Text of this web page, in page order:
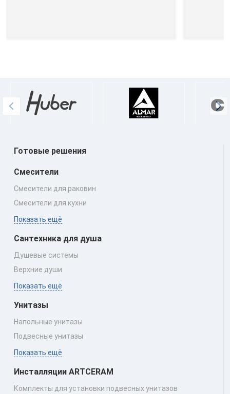
Готовые решения
Смесители
Смесители для раковин
Смесители для кухни
Показать ещё
Сантехника для душа
Душевые системы
Верхние души
Показать ещё
Унитазы
Напольные унитазы
Подвесные унитазы
Показать ещё
Инсталляции ARTCERAM
Комплекты для установки подвесных унитазов